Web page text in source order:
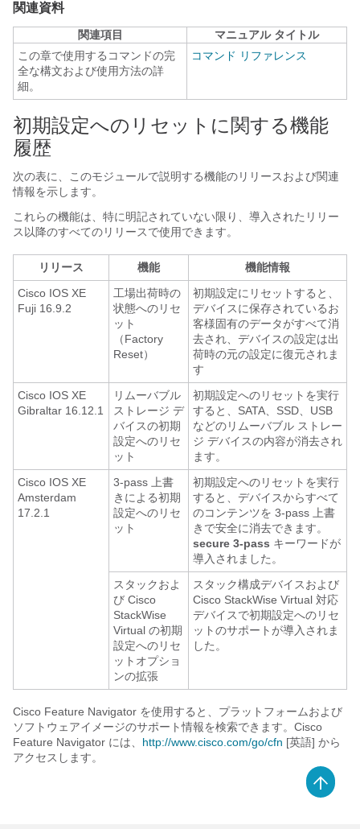
関連資料
関連項目
マニュアル タイトル
この章で使用するコマンドの完
全な構文および使用方法の詳
細。
コマンド リファレンス
初期設定へのリセットに関する機能
履歴
次の表に、このモジュールで説明する機能のリリースおよび関連
情報を示します。
これらの機能は、特に明記されていない限り、導入されたリリー
ス以降のすべてのリリースで使用できます。
リリース 機能
機能情報
Cisco IOS XE
Fuji 16.9.2
工場出荷時の
状態へのリセ
ット
（Factory
Reset）
初期設定にリセットすると、
デバイスに保存されているお
客様固有のデータがすべて消
去され、デバイスの設定は出
荷時の元の設定に復元されま
す
Cisco IOS XE
Gibraltar 16.12.1
リムーバブル
ストレージ デ
バイスの初期
設定へのリセ
ット
初期設定へのリセットを実行
すると、SATA、SSD、USB
などのリムーバブル ストレー
ジ デバイスの内容が消去され
ます。
Cisco IOS XE
Amsterdam
17.2.1
3-pass 上書
きによる初期
設定へのリセ
ット
初期設定へのリセットを実行
すると、デバイスからすべて
のコンテンツを 3-pass 上書
きで安全に消去できます。
secure 3-pass キーワードが
導入されました。
スタックおよ
び Cisco
StackWise
Virtual の初期
設定へのリセ
ットオプショ
ンの拡張
スタック構成デバイスおよび
Cisco StackWise Virtual 対応
デバイスで初期設定へのリセ
ットのサポートが導入されま
した。
Cisco Feature Navigator を使用すると、プラットフォームおよび
ソフトウェアイメージのサポート情報を検索できます。Cisco
Feature Navigator には、 http://www.cisco.com/go/cfn [英語] から
アクセスします。